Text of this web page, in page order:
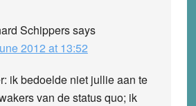
Schipperssays
2012 at 13:52
ik bedoelde niet jullie aan te
van de status quo; ik